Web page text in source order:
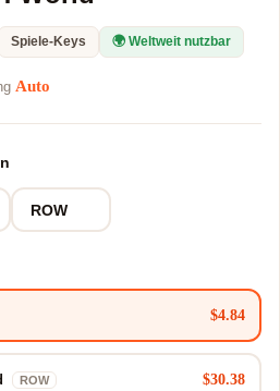
Spiele-Keys 🌍 Weltweit nutzbar
Auto
ROW
$4.84
ROW $30.38